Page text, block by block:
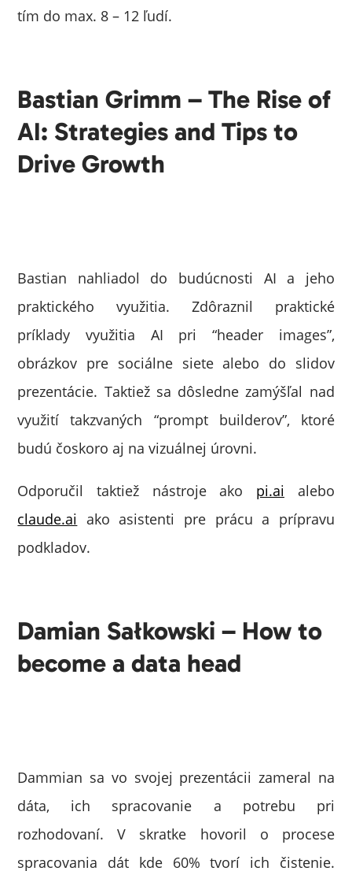
tím do max. 8 – 12 ľudí.
Bastian Grimm – The Rise of
AI: Strategies and Tips to
Drive Growth
Bastian nahliadol do budúcnosti AI a jeho
praktického využitia. Zdôraznil praktické
príklady využitia AI pri “header images”,
obrázkov pre sociálne siete alebo do slidov
prezentácie. Taktiež sa dôsledne zamýšľal nad
využití takzvaných “prompt builderov”, ktoré
budú čoskoro aj na vizuálnej úrovni.
Odporučil taktiež nástroje ako pi.ai alebo
claude.ai ako asistenti pre prácu a prípravu
podkladov.
Damian Sałkowski – How to
become a data head
Dammian sa vo svojej prezentácii zameral na
dáta, ich spracovanie a potrebu pri
rozhodovaní. V skratke hovoril o procese
spracovania dát kde 60% tvorí ich čistenie.